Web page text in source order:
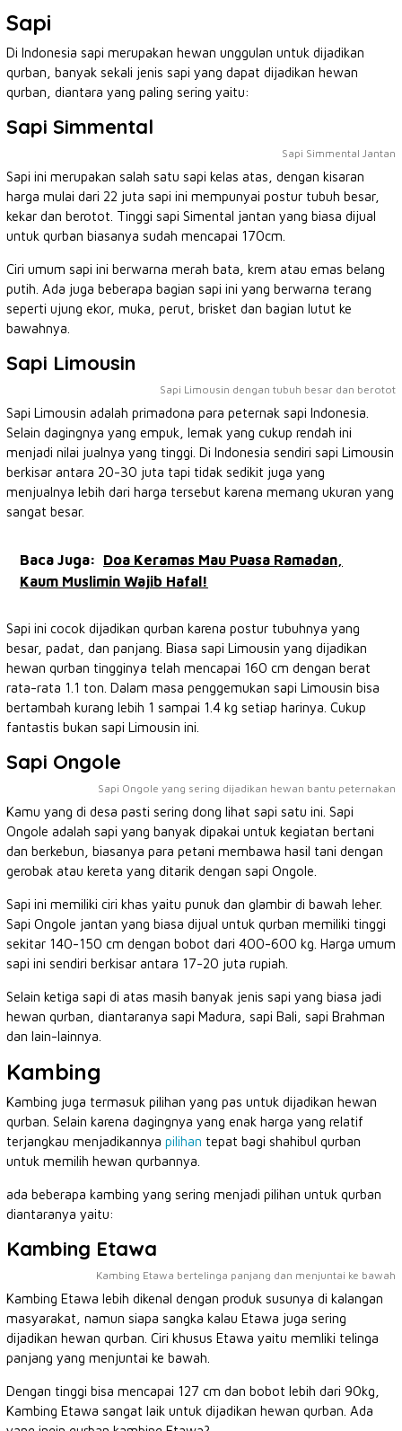
Sapi
Di Indonesia sapi merupakan hewan unggulan untuk dijadikan
qurban, banyak sekali jenis sapi yang dapat dijadikan hewan
qurban, diantara yang paling sering yaitu:
Sapi Simmental
Sapi Simmental Jantan
Sapi ini merupakan salah satu sapi kelas atas, dengan kisaran
harga mulai dari 22 juta sapi ini mempunyai postur tubuh besar,
kekar dan berotot. Tinggi sapi Simental jantan yang biasa dijual
untuk qurban biasanya sudah mencapai 170cm.
Ciri umum sapi ini berwarna merah bata, krem atau emas belang
putih. Ada juga beberapa bagian sapi ini yang berwarna terang
seperti ujung ekor, muka, perut, brisket dan bagian lutut ke
bawahnya.
Sapi Limousin
Sapi Limousin dengan tubuh besar dan berotot
Sapi Limousin adalah primadona para peternak sapi Indonesia.
Selain dagingnya yang empuk, lemak yang cukup rendah ini
menjadi nilai jualnya yang tinggi. Di Indonesia sendiri sapi Limousin
berkisar antara 20-30 juta tapi tidak sedikit juga yang
menjualnya lebih dari harga tersebut karena memang ukuran yang
sangat besar.
Baca Juga:
Doa Keramas Mau Puasa Ramadan,
Kaum Muslimin Wajib Hafal!
Sapi ini cocok dijadikan qurban karena postur tubuhnya yang
besar, padat, dan panjang. Biasa sapi Limousin yang dijadikan
hewan qurban tingginya telah mencapai 160 cm dengan berat
rata-rata 1.1 ton. Dalam masa penggemukan sapi Limousin bisa
bertambah kurang lebih 1 sampai 1.4 kg setiap harinya. Cukup
fantastis bukan sapi Limousin ini.
Sapi Ongole
Sapi Ongole yang sering dijadikan hewan bantu peternakan
Kamu yang di desa pasti sering dong lihat sapi satu ini. Sapi
Ongole adalah sapi yang banyak dipakai untuk kegiatan bertani
dan berkebun, biasanya para petani membawa hasil tani dengan
gerobak atau kereta yang ditarik dengan sapi Ongole.
Sapi ini memiliki ciri khas yaitu punuk dan glambir di bawah leher.
Sapi Ongole jantan yang biasa dijual untuk qurban memiliki tinggi
sekitar 140-150 cm dengan bobot dari 400-600 kg. Harga umum
sapi ini sendiri berkisar antara 17-20 juta rupiah.
Selain ketiga sapi di atas masih banyak jenis sapi yang biasa jadi
hewan qurban, diantaranya sapi Madura, sapi Bali, sapi Brahman
dan lain-lainnya.
Kambing
Kambing juga termasuk pilihan yang pas untuk dijadikan hewan
qurban. Selain karena dagingnya yang enak harga yang relatif
terjangkau menjadikannya pilihan tepat bagi shahibul qurban
untuk memilih hewan qurbannya.
ada beberapa kambing yang sering menjadi pilihan untuk qurban
diantaranya yaitu:
Kambing Etawa
Kambing Etawa bertelinga panjang dan menjuntai ke bawah
Kambing Etawa lebih dikenal dengan produk susunya di kalangan
masyarakat, namun siapa sangka kalau Etawa juga sering
dijadikan hewan qurban. Ciri khusus Etawa yaitu memliki telinga
panjang yang menjuntai ke bawah.
Dengan tinggi bisa mencapai 127 cm dan bobot lebih dari 90kg,
Kambing Etawa sangat laik untuk dijadikan hewan qurban. Ada